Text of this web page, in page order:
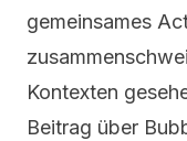
gemeinsames
Kontexten
Beitrag über